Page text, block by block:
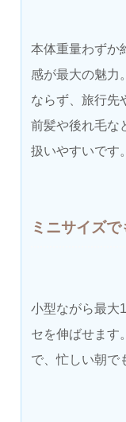
本体重量わずか
感が最大の魅力
ならず、旅行先
前髪や後れ毛な
扱いやすいです。
ミニサイズ
小型ながら最大
セを伸ばせます
で、忙しい朝で